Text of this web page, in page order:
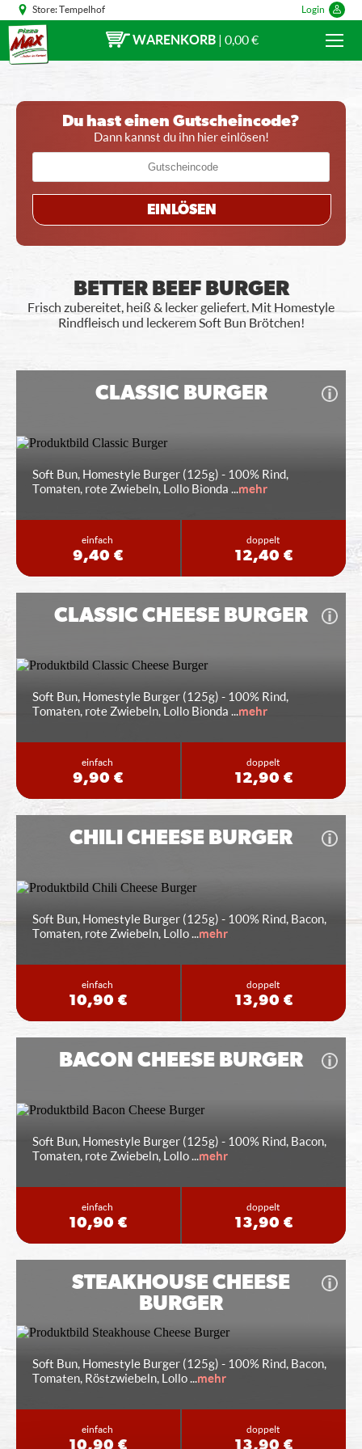
Store:Tempelhof Login
WARENKORB | 0,00 €
Du hast einen Gutscheincode?
Dann kannst du ihn hier einlösen!
EINLÖSEN
BETTER BEEF BURGER
Frisch zubereitet, heiß & lecker geliefert. Mit Homestyle
Rindfleisch und leckerem Soft Bun Brötchen!
CLASSIC BURGER
Soft Bun, Homestyle Burger (125g) - 100% Rind,
Tomaten, rote Zwiebeln, Lollo Bionda ...mehr
einfach
9,40 €
doppelt
12,40 €
CLASSIC CHEESE BURGER
Soft Bun, Homestyle Burger (125g) - 100% Rind,
Tomaten, rote Zwiebeln, Lollo Bionda ...mehr
einfach
9,90 €
doppelt
12,90 €
CHILI CHEESE BURGER
Soft Bun, Homestyle Burger (125g) - 100% Rind, Bacon,
Tomaten, rote Zwiebeln, Lollo...mehr
einfach
10,90 €
doppelt
13,90 €
BACON CHEESE BURGER
Soft Bun, Homestyle Burger (125g) - 100% Rind, Bacon,
Tomaten, rote Zwiebeln, Lollo...mehr
einfach
10,90 €
doppelt
13,90 €
STEAKHOUSE CHEESE
BURGER
Soft Bun, Homestyle Burger (125g) - 100% Rind, Bacon,
Tomaten, Röstzwiebeln, Lollo...mehr
einfach
10,90 €
doppelt
13,90 €